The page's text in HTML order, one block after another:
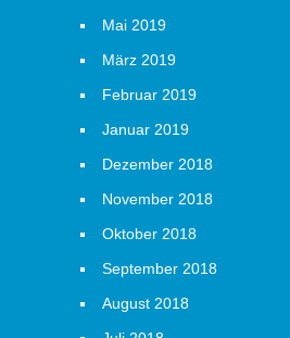
Mai 2019
März 2019
Februar 2019
Januar 2019
Dezember 2018
November 2018
Oktober 2018
September 2018
August 2018